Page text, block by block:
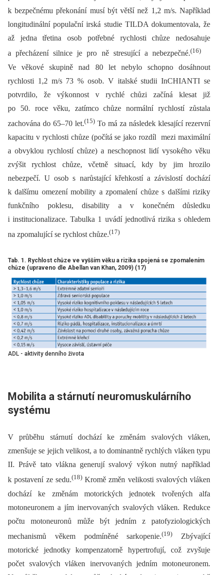
k bezpečnému překonání musí být větší než 1,2 m/s. Například
longitudinální populační irská studie TILDA dokumentovala, že
až jedna třetina osob potřebné rychlosti chůze nedosahuje
a přecházení silnice je pro ně stresující a nebezpečné.(16)
Ve věkové skupině nad 80 let nebylo schopno dosáhnout
rychlosti 1,2 m/s 73 % osob. V italské studii InCHIANTI se
potvrdilo, že výkonnost v rychlé chůzi začíná klesat již
po 50. roce věku, zatímco chůze normální rychlostí zůstala
zachována do 65–70 let.(15) To má za následek klesající rezervní
kapacitu v rychlosti chůze (počítá se jako rozdíl mezi maximální
a obvyklou rychlostí chůze) a neschopnost lidí vysokého věku
zvýšit rychlost chůze, včetně situací, kdy by jim hrozilo
nebezpečí. U osob s narůstající křehkostí a závislostí dochází
k dalšímu omezení mobility a zpomalení chůze s dalšími riziky
funkčního poklesu, disability a v konečném důsledku
i institucionalizace. Tabulka 1 uvádí jednotlivá rizika s ohledem
na zpomalující se rychlost chůze.(17)
Tab. 1. Rychlost chůze ve vyšším věku a rizika spojená se zpomalením
chůze (upraveno dle Abellan van Khan, 2009) (17)
ADL - aktivity denního života
Mobilita a stárnutí neuromuskulárního
systému
V průběhu stárnutí dochází ke změnám svalových vláken,
zmenšuje se jejich velikost, a to dominantně rychlých vláken typu
II. Právě tato vlákna generují svalový výkon nutný například
k postavení ze sedu.(18)Kromě změn velikosti svalových vláken
dochází ke změnám motorických jednotek tvořených alfa
motoneuronem a jím inervovaných svalových vláken. Redukce
počtu motoneuronů může být jedním z patofyziologických
mechanismů věkem podmíněné sarkopenie.(19) Zbývající
motorické jednotky kompenzatorně hypertrofují, což zvyšuje
počet svalových vláken inervovaných jedním motoneuronem.